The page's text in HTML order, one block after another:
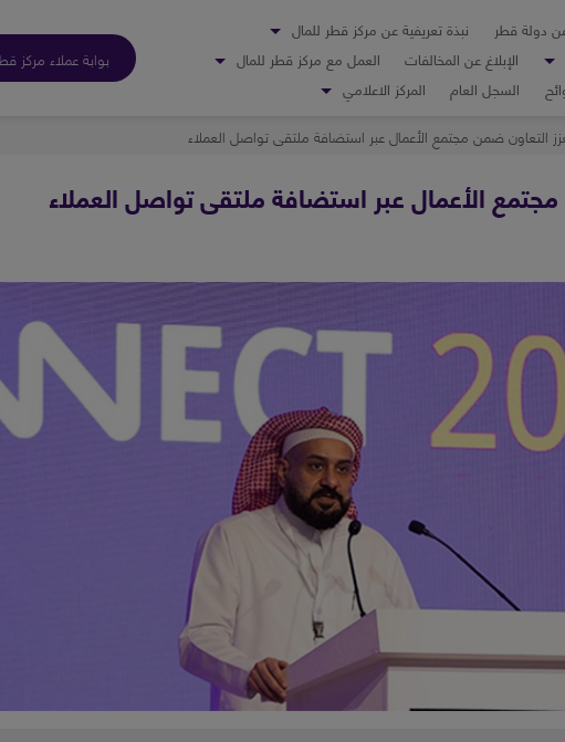
دولة قطر
نبذة تعريفية عن مركز قطر للمال
الإبلاغ عن المخالفات
العمل مع مركز قطر للمال
السجل العام المركز الاعلامي
بوابة عملاء مركز
التعاون ضمن مجتمع الأعمال عبر استضافة ملتقى تواصل العملاء
الأعمال عبر استضافة ملتقى تواصل العملاء